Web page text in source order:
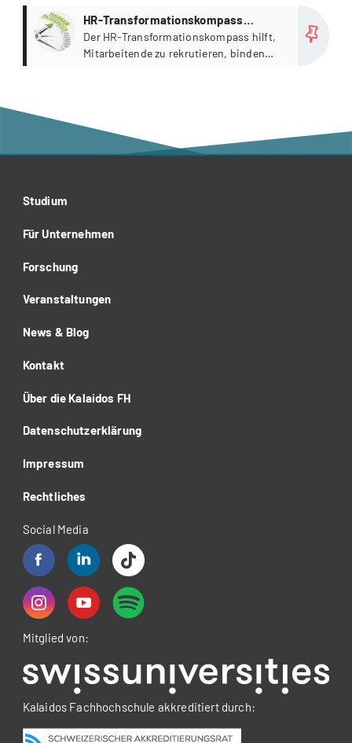
HR-Transformationskompass
schafft Orientierung (1/4)
Der HR-Transformationskompass hilft,
Mitarbeitende zu rekrutieren, binden
Studium
Für Unternehmen
Forschung
Veranstaltungen
News & Blog
Kontakt
Über die Kalaidos FH
Datenschutzerklärung
Impressum
Rechtliches
Social Media
Mitglied von:
Kalaidos Fachhochschule akkreditiert durch: